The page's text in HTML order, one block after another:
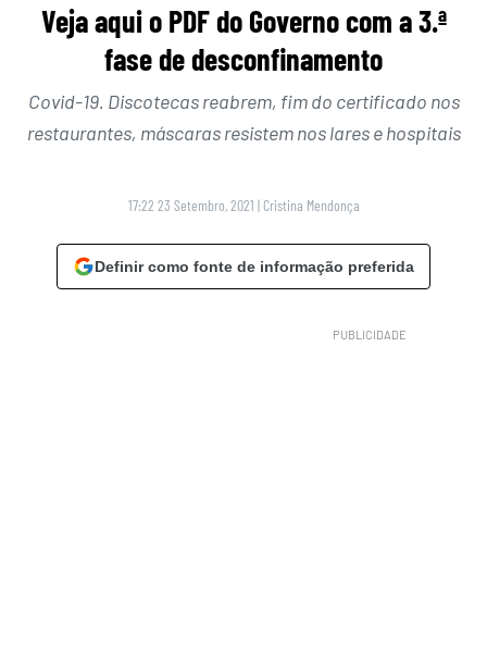
Veja aqui o PDF do Governo com a 3.ª
fase de desconfinamento
Covid-19. Discotecas reabrem, fim do certificado nos
restaurantes, máscaras resistem nos lares e hospitais
17:22 23 Setembro, 2021 | Cristina Mendonça
Definir como fonte de informação preferida